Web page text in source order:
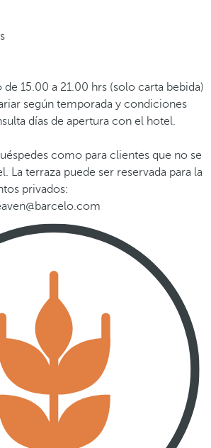
15.00 a 21.00 hrs (solo carta bebida)
según temporada y condiciones
días de apertura con el hotel.
como para clientes que no se
La terraza puede ser reservada para la
privados: